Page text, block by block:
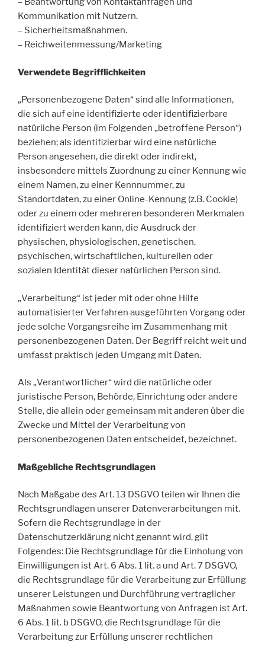
Kommunikation mit Nutzern.
– Sicherheitsmaßnahmen.
– Reichweitenmessung/Marketing
Verwendete Begrifflichkeiten
„Personenbezogene Daten“ sind alle Informationen,
die sich auf eine identifizierte oder identifizierbare
natürliche Person (im Folgenden „betroffene Person“)
beziehen; als identifizierbar wird eine natürliche
Person angesehen, die direkt oder indirekt,
insbesondere mittels Zuordnung zu einer Kennung wie
einem Namen, zu einer Kennnummer, zu
Standortdaten, zu einer Online-Kennung (z.B. Cookie)
oder zu einem oder mehreren besonderen Merkmalen
identifiziert werden kann, die Ausdruck der
physischen, physiologischen, genetischen,
psychischen, wirtschaftlichen, kulturellen oder
sozialen Identität dieser natürlichen Person sind.
„Verarbeitung“ ist jeder mit oder ohne Hilfe
automatisierter Verfahren ausgeführten Vorgang oder
jede solche Vorgangsreihe im Zusammenhang mit
personenbezogenen Daten. Der Begriff reicht weit und
umfasst praktisch jeden Umgang mit Daten.
Als „Verantwortlicher“ wird die natürliche oder
juristische Person, Behörde, Einrichtung oder andere
Stelle, die allein oder gemeinsam mit anderen über die
Zwecke und Mittel der Verarbeitung von
personenbezogenen Daten entscheidet, bezeichnet.
Maßgebliche Rechtsgrundlagen
Nach Maßgabe des Art. 13 DSGVO teilen wir Ihnen die
Rechtsgrundlagen unserer Datenverarbeitungen mit.
Sofern die Rechtsgrundlage in der
Datenschutzerklärung nicht genannt wird, gilt
Folgendes: Die Rechtsgrundlage für die Einholung von
Einwilligungen ist Art. 6 Abs. 1 lit. a und Art. 7 DSGVO,
die Rechtsgrundlage für die Verarbeitung zur Erfüllung
unserer Leistungen und Durchführung vertraglicher
Maßnahmen sowie Beantwortung von Anfragen ist Art.
6 Abs. 1 lit. b DSGVO, die Rechtsgrundlage für die
Verarbeitung zur Erfüllung unserer rechtlichen